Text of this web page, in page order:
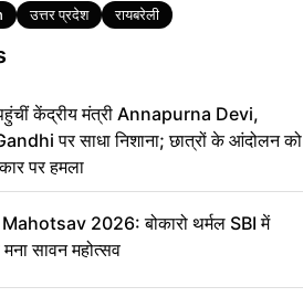
उत्तर प्रदेश रायबरेली
पहुंचीं केंद्रीय मंत्री Annapurna Devi,
पर साधा निशाना; छात्रों के आंदोलन को
पर हमला
2026: बोकारो थर्मल SBI में
सावन महोत्सव